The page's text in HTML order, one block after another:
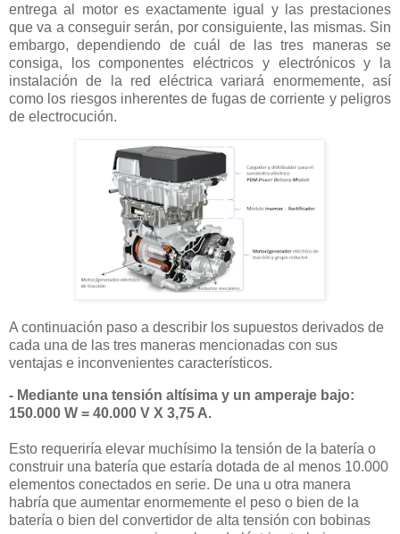
entrega al motor es exactamente igual y las prestaciones
que va a conseguir serán, por consiguiente, las mismas. Sin
embargo, dependiendo de cuál de las tres maneras se
consiga, los componentes eléctricos y electrónicos y la
instalación de la red eléctrica variará enormemente, así
como los riesgos inherentes de fugas de corriente y peligros
de electrocución.
A continuación paso a describir los supuestos derivados de
cada una de las tres maneras mencionadas con sus
ventajas e inconvenientes característicos.
- Mediante una tensión altísima y un amperaje bajo:
150.000 W = 40.000 V X 3,75 A.
Esto requeriría elevar muchísimo la tensión de la batería o
construir una batería que estaría dotada de al menos 10.000
elementos conectados en serie. De una u otra manera
habría que aumentar enormemente el peso o bien de la
batería o bien del convertidor de alta tensión con bobinas